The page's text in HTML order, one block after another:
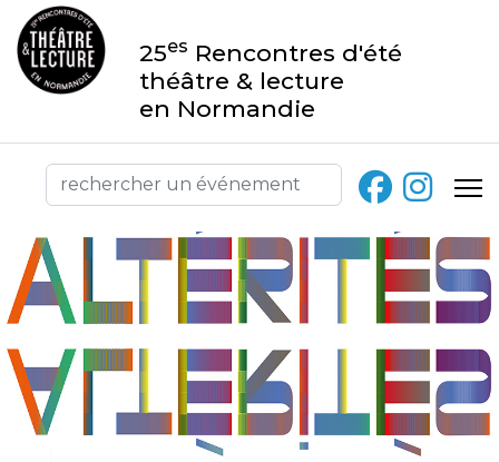
25es Rencontres d'été
théâtre & lecture
en Normandie